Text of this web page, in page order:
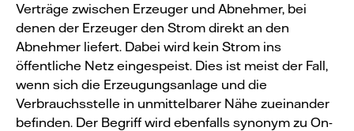
Verträge zwischen Erzeuger und Abnehmer, bei
denen der Erzeuger den Strom direkt an den
Abnehmer liefert. Dabei wird kein Strom ins
öffentliche Netz eingespeist. Dies ist meist der Fall,
wenn sich die Erzeugungsanlage und die
Verbrauchsstelle in unmittelbarer Nähe zueinander
befinden. Der Begriff wird ebenfalls synonym zu On-